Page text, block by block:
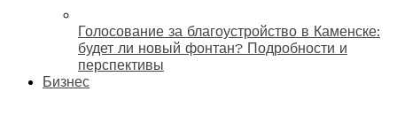
Голосование за благоустройство в Каменске:
будет ли новый фонтан? Подробности и
перспективы
Бизнес